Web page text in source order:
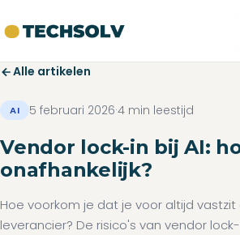
Alle artikelen
AI 5 februari 2026·4 min leestijd
Vendor lock-in bij AI:
onafhankelijk?
Hoe voorkom je dat je voor altijd vastzit
leverancier? De risico's van vendor